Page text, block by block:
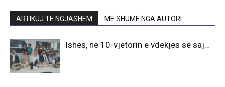
ARTIKUJ TË NGJASHËM MË SHUMË NGA AUTORI
Ishes, në 10-vjetorin e vdekjes së saj…